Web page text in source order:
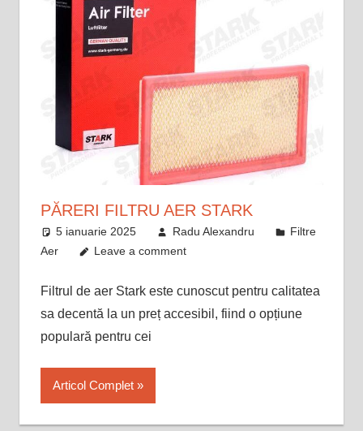
PĂRERI FILTRU AER STARK
5 ianuarie 2025 Radu Alexandru
Filtre
Aer
Leave a comment
Filtrul de aer Stark este cunoscut pentru calitatea
sa decentă la un preț accesibil, fiind o opțiune
populară pentru cei
Articol Complet